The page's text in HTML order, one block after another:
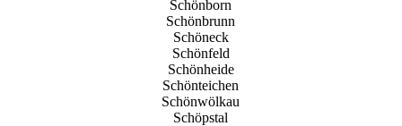
Schönborn
Schönbrunn
Schöneck
Schönfeld
Schönheide
Schönteichen
Schönwölkau
Schöpstal